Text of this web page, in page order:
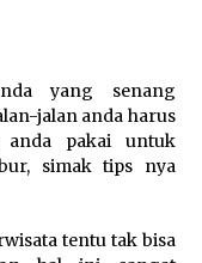
Malut Pimpin
Kementerian
yang senang
jalan anda harus
anda pakai untuk
simak tips nya
tentu tak bisa